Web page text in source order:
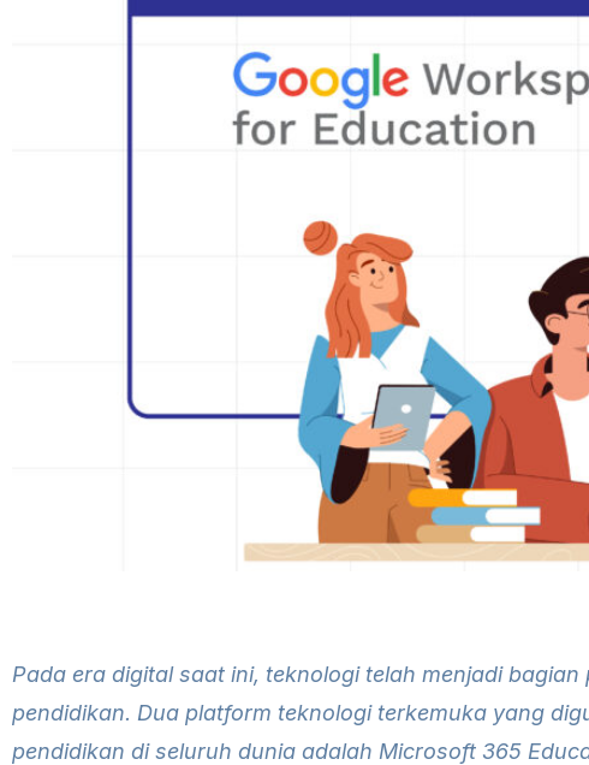
Pada era digital saat ini, teknologi telah menjadi
pendidikan. Dua platform teknologi terkemuka yang
pendidikan di seluruh dunia adalah Microsoft 365